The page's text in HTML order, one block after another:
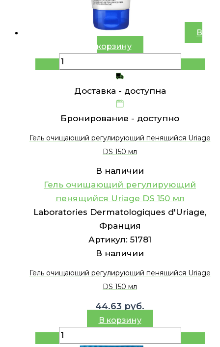
В
корзину
Доставка - доступна
Бронирование - доступно
Гель очищающий регулирующий пенящийся Uriage
DS 150 мл
В наличии
Гель очищающий регулирующий
пенящийся Uriage DS 150 мл
Laboratories Dermatologiques d'Uriage,
Франция
Артикул: 51781
В наличии
Гель очищающий регулирующий пенящийся Uriage
DS 150 мл
44.63 руб.
В корзину